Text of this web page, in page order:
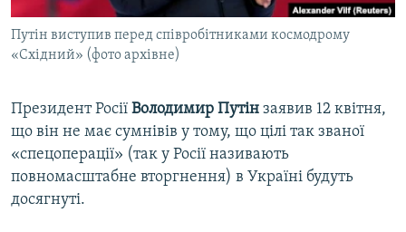
СВІДЧЕННЯ ОКУПАЦІЇ
УКРАЇНСЬКА ПРОБЛЕМА КРИМУ
Qırımtatar
Усі сайти RFE/RL
Путін виступив перед співробітниками космодрому
«Східний» (фото архівне)
Президент Росії Володимир Путін заявив 12 квітня,
що він не має сумнівів у тому, що цілі так званої
«спецоперації» (так у Росії називають
повномасштабне вторгнення) в Україні будуть
досягнуті.